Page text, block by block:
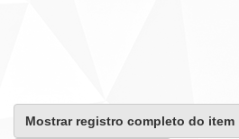
Mostrar registro completo do item